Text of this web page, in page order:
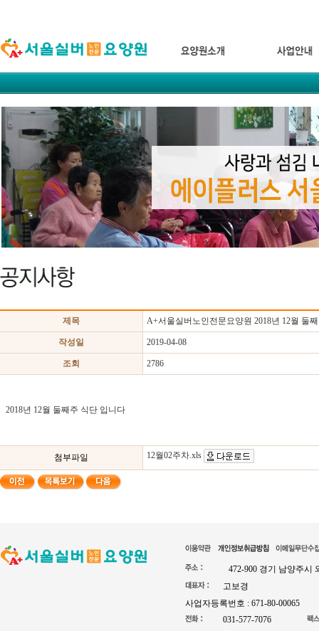
제목 A+서울실버노인전문요양원 2018년 12월 둘
작성일 2019-04-08
조회 2786
2018년 12월 둘째주 식단 입니다
첨부파일 12월02주차.xls
472-900 경기 남양주시
고보경
사업자등록번호 : 671-80-00065
031-577-7076